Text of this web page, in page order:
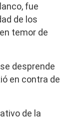
fue
de los
temor de
desprende
en contra de
de la